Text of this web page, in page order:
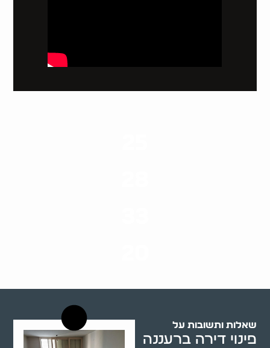
שאלות ותשובות על
פינוי דירה ברעננה